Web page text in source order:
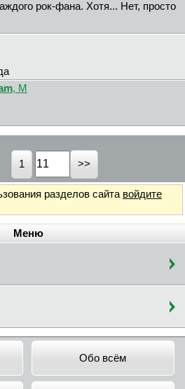
рок-фана. Хотя... Нет, просто
, М
1
разделов сайта войдите
Меню
Обо всём